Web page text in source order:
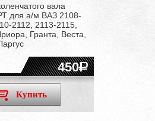
вала
для а/м ВАЗ 2108-
2112, 2113-2115,
Гранта, Веста,
450
Купить